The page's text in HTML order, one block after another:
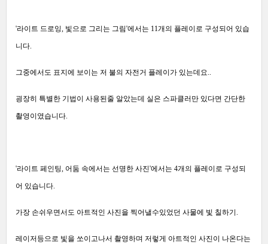
'라이트 드로잉, 빛으로 그리는 그림'에서는 11개의 플레이로 구성되어 있습
니다.
그중에서도 표지에 보이는 저 불의 자전거 플레이가 있는데요..
굉장히 특별한 기법이 사용된줄 알았는데 실은 스파클러만 있다면 간단한
촬영이였습니다.
'라이트 페인팅, 어둠 속에서는 선명한 사진'에서는 4개의 플레이로 구성되
어 있습니다.
가장 손쉬우면서도 아트적인 사진을 찍어낼수있었던 사물에 빛 칠하기.
레이저등으로 빛을 쏘이고나서 촬영하며 저렇게 아트적인 사진이 나온다는